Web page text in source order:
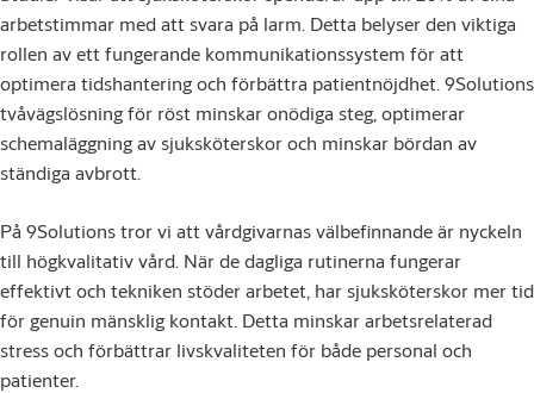
arbetstimmar med att svara på larm. Detta belyser den viktiga
rollen av ett fungerande kommunikationssystem för att
optimera tidshantering och förbättra patientnöjdhet. 9Solutions
tvåvägslösning för röst minskar onödiga steg, optimerar
schemaläggning av sjuksköterskor och minskar bördan av
ständiga avbrott.
På 9Solutions tror vi att vårdgivarnas välbefinnande är nyckeln
till högkvalitativ vård. När de dagliga rutinerna fungerar
effektivt och tekniken stöder arbetet, har sjuksköterskor mer tid
för genuin mänsklig kontakt. Detta minskar arbetsrelaterad
stress och förbättrar livskvaliteten för både personal och
patienter.